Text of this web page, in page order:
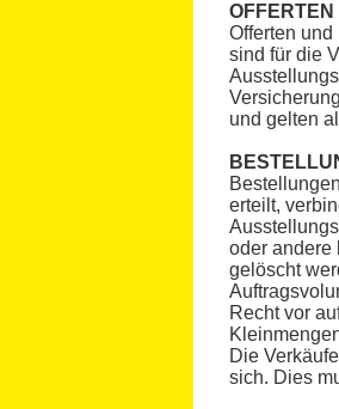
OFFERTEN
Offerten
sind für die
und gelten
erteilt,
oder andere
gelöscht
Recht vor
Die
sich. Dies